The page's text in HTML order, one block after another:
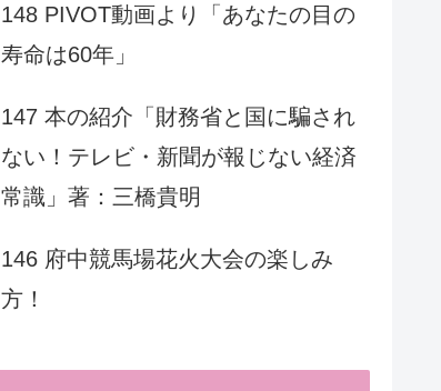
148 PIVOT動画より「あなたの目の
寿命は60年」
147 本の紹介「財務省と国に騙され
ない！テレビ・新聞が報じない経済
常識」著：三橋貴明
146 府中競馬場花火大会の楽しみ
方！